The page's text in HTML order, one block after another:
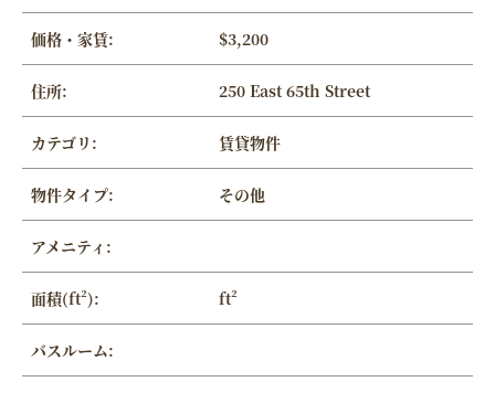
価格・家賃: $3,200
住所: 250 East 65th Street
カテゴリ: 賃貸物件
物件タイプ: その他
アメニティ:
面積(ft²): ft²
バスルーム: